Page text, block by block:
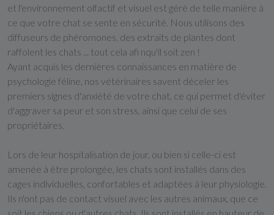
et l'environnement olfactif et visuel est géré de telle manière à
ce que votre chat se sente en sécurité. Nous utilisons des
diffuseurs de phéromones, des extraits de plantes dont
raffolent les chats ... tout cela afi nqu'il soit zen !
Ayant acquis les dernières connaissances en matière de
psychologie féline, nos vétérinaires savent déceler les
premiers signes d'anxiété de votre chat, ce qui permet d'éviter
d'aggraver sa peur et son stress, ainsi que celui de ses
propriétaires.
Lors de leur hospitalisation de jour, ou bien si celle-ci est
amenée à être prolongée, les chats sont installés dans des
cages individuelles, confortables et adaptées à leur physiologie.
Ils n'ont pas de contact visuel avec les autres animaux, que ce